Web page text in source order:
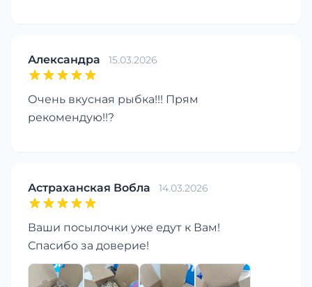
Александра 15.03.2026
Очень вкусная рыбка!!! Прям
рекомендую!!?
Астраханская Вобла 14.03.2026
Ваши посылочки уже едут к Вам!
Спасибо за доверие!